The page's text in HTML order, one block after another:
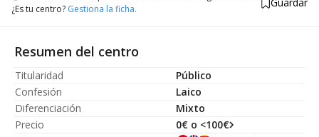
¿Es tu centro? Gestiona la ficha.
Resumen del centro
Titularidad
Público
Confesión
Laico
Diferenciación
Mixto
Precio
0€ o <100€